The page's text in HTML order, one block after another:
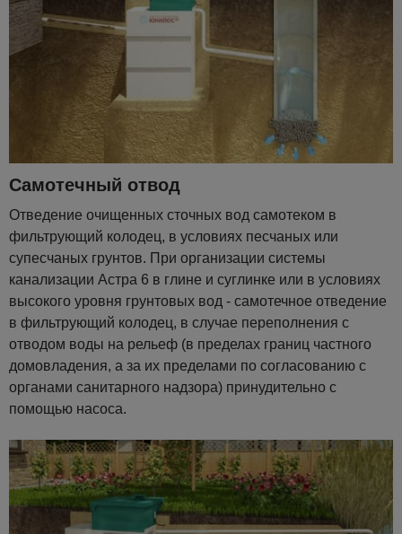
Самотечный отвод
Отведение очищенных сточных вод самотеком в
фильтрующий колодец, в условиях песчаных или
супесчаных грунтов. При организации системы
канализации Астра 6 в глине и суглинке или в условиях
высокого уровня грунтовых вод - самотечное отведение
в фильтрующий колодец, в случае переполнения с
отводом воды на рельеф (в пределах границ частного
домовладения, а за их пределами по согласованию с
органами санитарного надзора) принудительно с
помощью насоса.